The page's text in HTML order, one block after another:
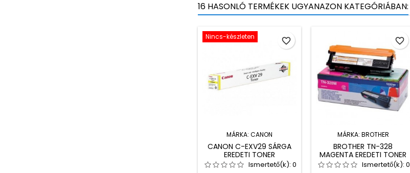
16 HASONLÓ TERMÉKEK UGYANAZON KATEGÓRIÁBAN:
Nincs-készleten
MÁRKA: CANON
CANON C-EXV29 SÁRGA
EREDETI TONER
Ismertető(k): 0
favorite_border
MÁRKA: BROTHER
BROTHER TN-328
MAGENTA EREDETI TONER
Ismertető(k): 0
favorite_border